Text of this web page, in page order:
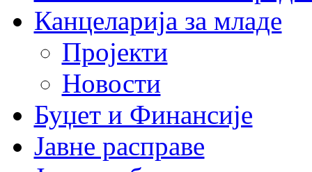
Канцеларија за младе
Пројекти
Новости
Буџет и Финансије
Јавне расправе